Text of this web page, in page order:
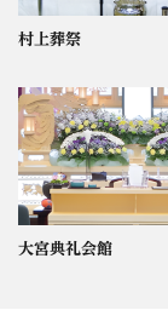
村上葬祭
大宮典礼会館